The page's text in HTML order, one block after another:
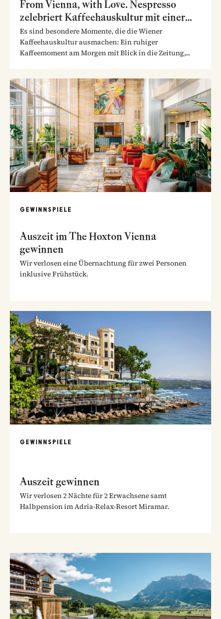
From Vienna, with Love. Nespresso
zelebriert Kaffeehauskultur mit einer
Tram am Ring
Es sind besondere Momente, die die Wiener
Kaffeehauskultur ausmachen: Ein ruhiger
Kaffeemoment am Morgen mit Blick in die Zeitung,...
GEWINNSPIELE
Auszeit im The Hoxton Vienna
gewinnen
Wir verlosen eine Übernachtung für zwei Personen
inklusive Frühstück.
GEWINNSPIELE
Auszeit gewinnen
Wir verlosen 2 Nächte für 2 Erwachsene samt
Halbpension im Adria-Relax-Resort Miramar.